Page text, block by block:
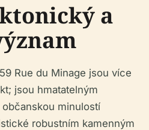
a
Rue du Minage jsou více
jsou hmatatelným
minulostí
robustním kamenným